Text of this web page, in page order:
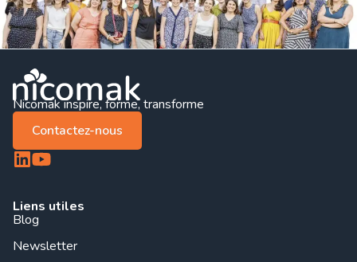
Nicomak inspire, forme, transforme
Contactez-nous
Liens utiles
Blog
Newsletter